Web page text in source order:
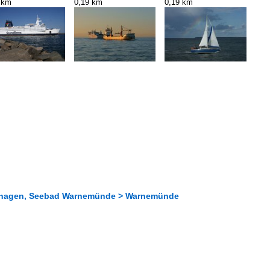
0,19 km 0,19 km
Seebad Warnemünde > Warnemünde